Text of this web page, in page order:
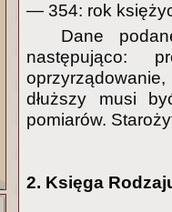
— 354: rok
Dane
następująco:
dłuższy musi
pomiarów.
2. Księga